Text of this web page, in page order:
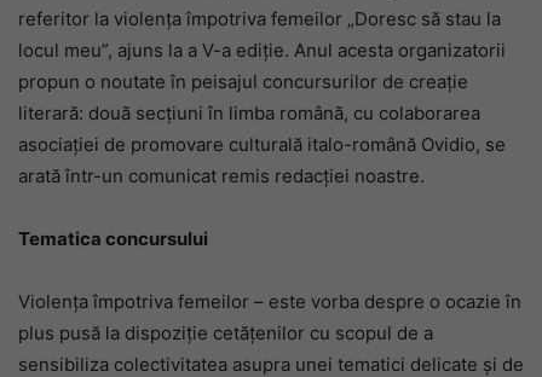
referitor la violența împotriva femeilor „Doresc să stau la
locul meu”, ajuns la a V-a ediție. Anul acesta organizatorii
propun o noutate în peisajul concursurilor de creație
literară: două secțiuni în limba română, cu colaborarea
asociației de promovare culturală italo-română Ovidio, se
arată într-un comunicat remis redacției noastre.
Tematica concursului
Violența împotriva femeilor – este vorba despre o ocazie în
plus pusă la dispoziție cetățenilor cu scopul de a
sensibiliza colectivitatea asupra unei tematici delicate și de